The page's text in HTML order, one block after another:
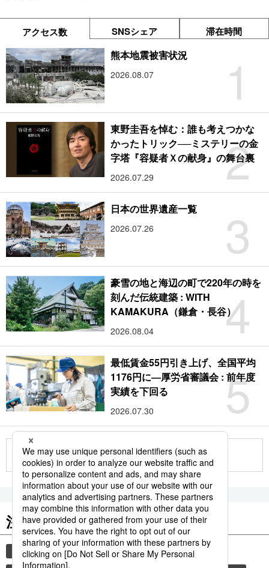
アクセス数 SNSシェア 滞在時間
1
熊本地震被害状況
2026.08.07
2
東野圭吾を悼む：誰も考えつかな
かったトリック──ミステリーの金
字塔『容疑者Ｘの献身』の舞台裏
2026.07.29
3
日本の世界遺産一覧
2026.07.26
4
豪雪の地と海辺の町で220年の時を
刻んだ伝統建築 : WITH
KAMAKURA（鎌倉・長谷）
2026.08.04
5
最低賃金55円引き上げ、全国平均
1176円に―厚労省審議会 : 前年度
実績を下回る
2026.07.30
もっと見る
注目のキーワード
共同通信ニュース 時事通信ニュース
観光